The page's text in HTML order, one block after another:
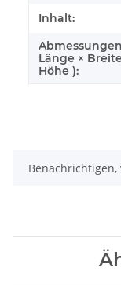
Inhalt:
Länge ×
Höhe ):